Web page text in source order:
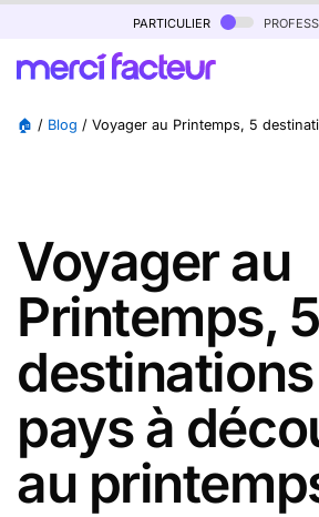
particulier
🏠 / Blog / Voyager au Printemps, 5
Voyager au
Printemps, 5
pays à
au